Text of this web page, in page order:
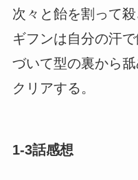
次々と飴を割って
ギフンは自分の汗
づいて型の裏から
クリアする。
1-3話感想